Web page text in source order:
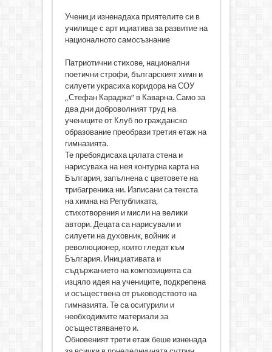
Ученици изненадаха приятелите си в
училище с арт ициатива за развитие на
националното самосъзнание
Патриотични стихове, национални
поетични строфи, българският химн и
силуети украсиха коридора на СОУ
„Стефан Караджа“ в Каварна. Само за
два дни доброволният труд на
учениците от Клуб по гражданско
образование преобрази третия етаж на
гимназията.
Те пребоядисаха цялата стена и
нарисуваха на нея контурна карта на
България, запълнена с цветовете на
трибагреника ни. Изписани са текста
на химна на Републиката,
стихотворения и мисли на велики
автори. Децата са нарисували и
силуети на духовник, войник и
революционер, които гледат към
България. Инициативата и
съдържанието на композицията са
изцяло идея на учениците, подкрепена
и осъществена от ръководството на
гимназията. Те са осигурили и
необходимите материали за
осъществяването и.
Обновеният трети етаж беше изненада